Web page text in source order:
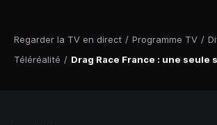
Regarder la TV en direct / Programme TV /
Téléréalité / Drag Race France : une seule